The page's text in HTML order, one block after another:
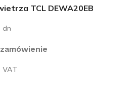
TCL DEWA20EB
dn
VAT